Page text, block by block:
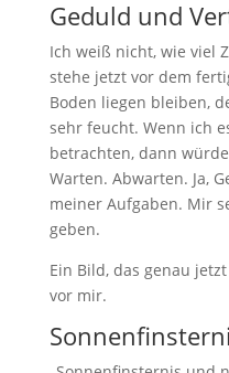
Geduld und
Ich weiß nicht, wie viel
stehe jetzt vor dem
Boden liegen bleiben,
sehr feucht. Wenn ich
betrachten, dann
Warten. Abwarten. Ja,
meiner Aufgaben. Mir
geben.
Ein Bild, das genau
vor mir.